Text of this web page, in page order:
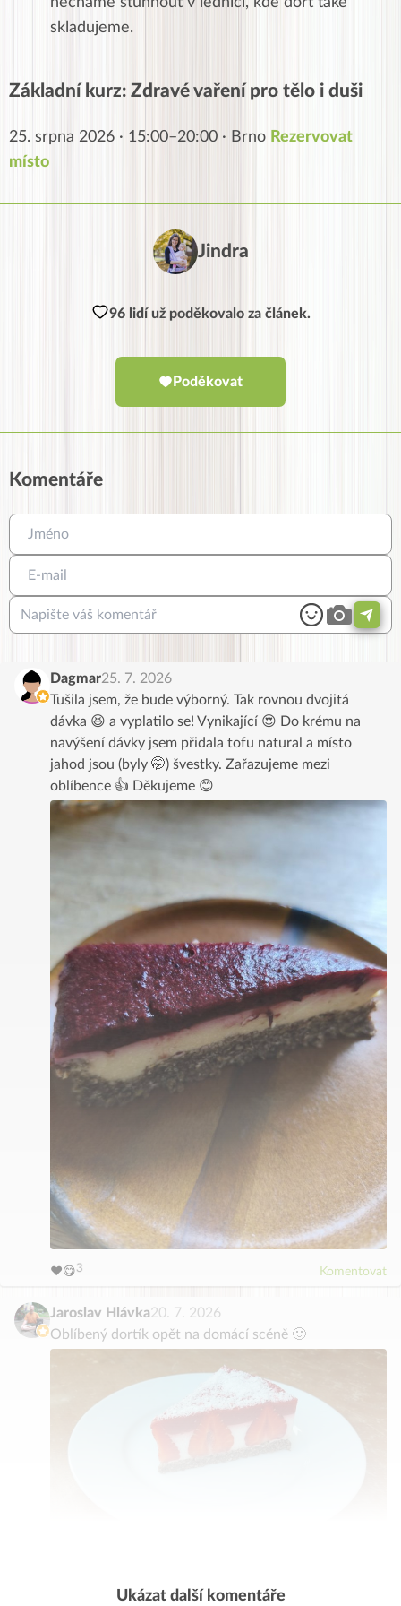
skladujeme.
Základní kurz: Zdravé vaření pro tělo i duši
25. srpna 2026 · 15:00–20:00 · Brno Rezervovat
místo
Jindra
96 lidí už poděkovalo za článek.
Poděkovat
Komentáře
Dagmar25. 7. 2026
Tušila jsem, že bude výborný. Tak rovnou dvojitá
dávka 😆 a vyplatilo se! Vynikající 😍 Do krému na
navýšení dávky jsem přidala tofu natural a místo
jahod jsou (byly 🤭) švestky. Zařazujeme mezi
oblíbence 👍 Děkujeme 😊
❤️😋3
8 Komentovat
Jaroslav Hlávka20. 7. 2026
Oblíbený dortík opět na domácí scéně 🙂
Ukázat další komentáře